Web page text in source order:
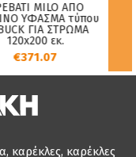
MILO ΑΠΟ
ΥΦΑΣΜΑ τύπου
ΓΙΑ ΣΤΡΩΜΑ
120x200 εκ.
€371.07
καρέκλες, καρέκλες